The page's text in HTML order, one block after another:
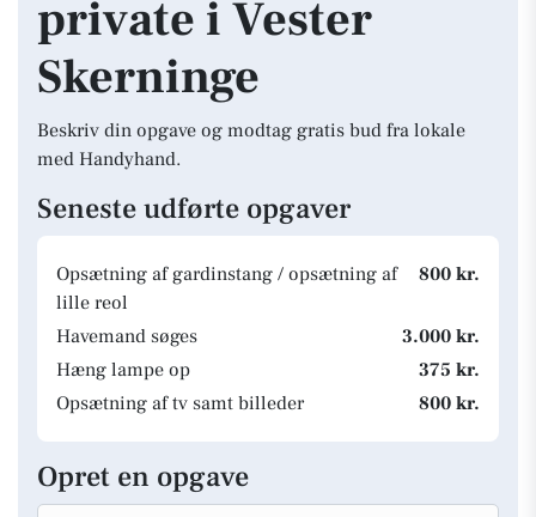
private i Vester
Skerninge
Beskriv din opgave og modtag gratis bud fra lokale
med Handyhand.
Seneste udførte opgaver
Opsætning af gardinstang / opsætning af
lille reol
800 kr.
Havemand søges
3.000 kr.
Hæng lampe op
375 kr.
Opsætning af tv samt billeder
800 kr.
Opret en opgave